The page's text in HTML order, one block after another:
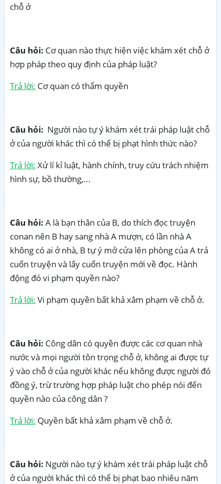
chỗ ở
Câu hỏi: Cơ quan nào thực hiện việc khám xét chỗ ở
hợp pháp theo quy định của pháp luật?
Trả lời: Cơ quan có thẩm quyền
Câu hỏi: Người nào tự ý khám xét trái pháp luật chỗ
ở của người khác thì có thể bị phạt hình thức nào?
Trả lời: Xử lí kỉ luật, hành chính, truy cứu trách nhiệm
hình sự, bồ thường,...
Câu hỏi: A là bạn thân của B, do thích đọc truyện
conan nên B hay sang nhà A mượn, có lần nhà A
không có ai ở nhà, B tự ý mở cửa lên phòng của A trả
cuốn truyện và lấy cuốn truyện mới về đọc. Hành
động đó vi phạm quyền nào?
Trả lời: Vi phạm quyền bất khả xâm phạm về chỗ ở.
Câu hỏi: Công dân có quyền được các cơ quan nhà
nước và mọi người tôn trọng chỗ ở, không ai được tự
ý vào chỗ ở của người khác nếu không được người đó
đồng ý, trừ trường hợp pháp luật cho phép nói đến
quyền nào của công dân ?
Trả lời: Quyền bất khả xâm phạm về chỗ ở.
Câu hỏi: Người nào tự ý khám xét trái pháp luật chỗ
ở của người khác thì có thể bị phạt bao nhiêu năm